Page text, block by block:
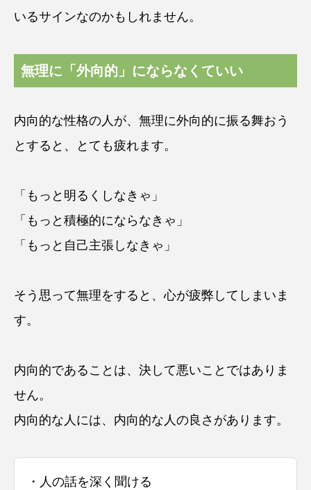
いるサインなのかもしれません。
無理に「外向的」にならなくていい
内向的な性格の人が、無理に外向的に振る舞おう
とすると、とても疲れます。
「もっと明るくしなきゃ」
「もっと積極的にならなきゃ」
「もっと自己主張しなきゃ」
そう思って無理をすると、心が疲弊してしまいま
す。
内向的であることは、決して悪いことではありま
せん。
内向的な人には、内向的な人の良さがあります。
・人の話を深く聞ける